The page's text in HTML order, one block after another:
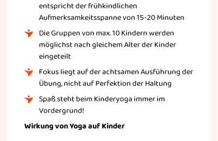
entspricht der frühkindlichen
Aufmerksamkeitsspanne von 15-20 Minuten
Die Gruppen von max. 10 Kindern werden
möglichst nach gleichem Alter der Kinder
eingeteilt
Fokus liegt auf der achtsamen Ausführung der
Übung, nicht auf Perfektion der Haltung
Spaß steht beim Kinderyoga immer im
Vordergrund!
Wirkung von Yoga auf Kinder